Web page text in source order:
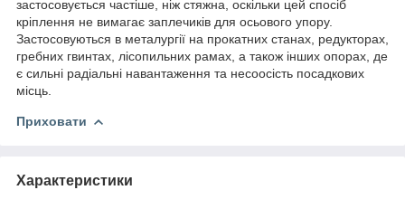
застосовується частіше, ніж стяжна, оскільки цей спосіб
кріплення не вимагає заплечиків для осьового упору.
Застосовуються в металургії на прокатних станах, редукторах,
гребних гвинтах, лісопильних рамах, а також інших опорах, де
є сильні радіальні навантаження та несоосість посадкових
місць.
Приховати
Характеристики